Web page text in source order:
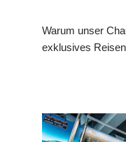
Warum unser
exklusives